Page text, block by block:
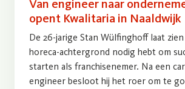
Van engineer naar
opent Kwalitaria in Naaldwijk
De 26-jarige Stan Wülfinghoff laat
horeca-achtergrond nodig hebt om
starten als franchisenemer. Na een
engineer besloot hij het roer om te